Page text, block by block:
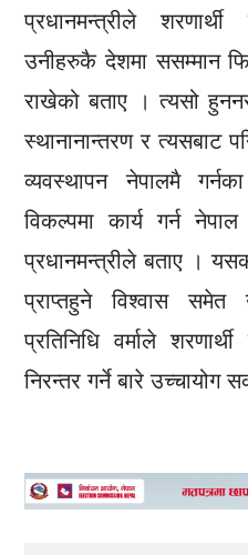
प्रधानमन्त्रीले
उनीहरुकै देशमा ससम्मान
राखेको बताए । त्यसो
स्थानानान्तरण र त्यसबाट
व्यवस्थापन नेपालमै
विकल्पमा कार्य गर्न
प्रधानमन्त्रीले बताए ।
प्राप्तहुने विश्वास
प्रतिनिधि वर्माले
निरन्तर गर्ने बारे उच्चायोग